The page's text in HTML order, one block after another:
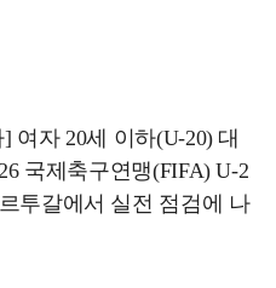
여자 20세 이하(U-20) 대
국제축구연맹(FIFA) U-2
투갈에서 실전 점검에 나